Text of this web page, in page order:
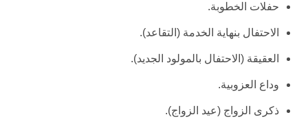
حفلات الخطوبة.
الاحتفال بنهاية الخدمة (التقاعد).
العقيقة (الاحتفال بالمولود الجديد).
وداع العزوبية.
ذكرى الزواج (عيد الزواج).